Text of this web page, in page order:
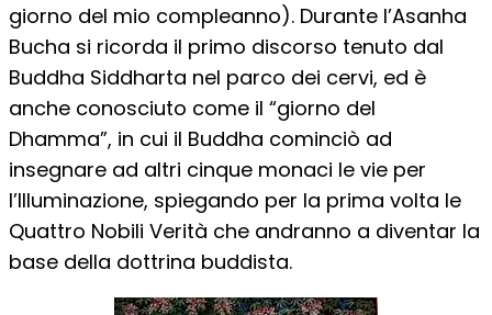
giorno del mio compleanno). Durante l’Asanha
Bucha si ricorda il primo discorso tenuto dal
Buddha Siddharta nel parco dei cervi, ed è
anche conosciuto come il “giorno del
Dhamma”, in cui il Buddha cominciò ad
insegnare ad altri cinque monaci le vie per
l’Illuminazione, spiegando per la prima volta le
Quattro Nobili Verità che andranno a diventar la
base della dottrina buddista.